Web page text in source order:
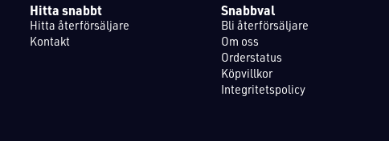
Hitta snabbt
Hitta återförsäljare
Kontakt
Snabbval
Bli återförsäljare
Om oss
Orderstatus
Köpvillkor
Integritetspolicy